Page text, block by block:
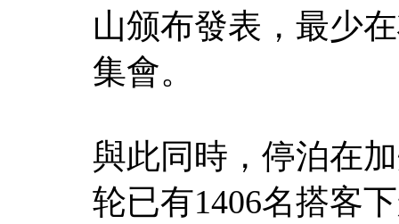
山颁布發表，最少
集會。
與此同時，停泊在
轮已有1406名搭客